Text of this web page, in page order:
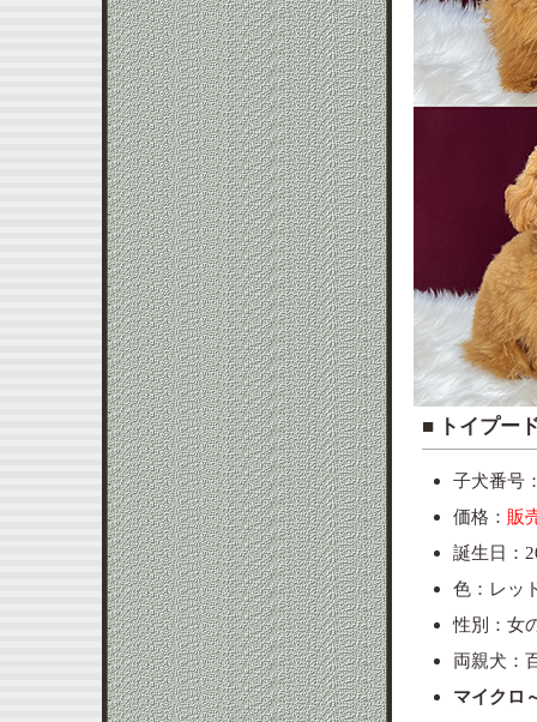
■ トイ
子犬番号
価格： 販
誕生日：
色：レッ
性別：女
両親犬
マイクロ